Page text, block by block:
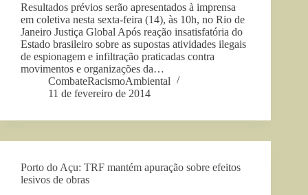
Resultados prévios serão apresentados à imprensa
em coletiva nesta sexta-feira (14), às 10h, no Rio de
Janeiro Justiça Global Após reação insatisfatória do
Estado brasileiro sobre as supostas atividades ilegais
de espionagem e infiltração praticadas contra
movimentos e organizações da…
CombateRacismoAmbiental
11 de fevereiro de 2014
Porto do Açu: TRF mantém apuração sobre efeitos
lesivos de obras